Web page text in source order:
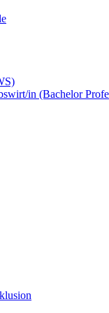
in (Bachelor